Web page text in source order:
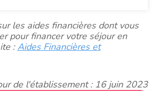
les aides financières dont vous
pour financer votre séjour en
:Aides Financières et
de l'établissement : 16 juin 2023